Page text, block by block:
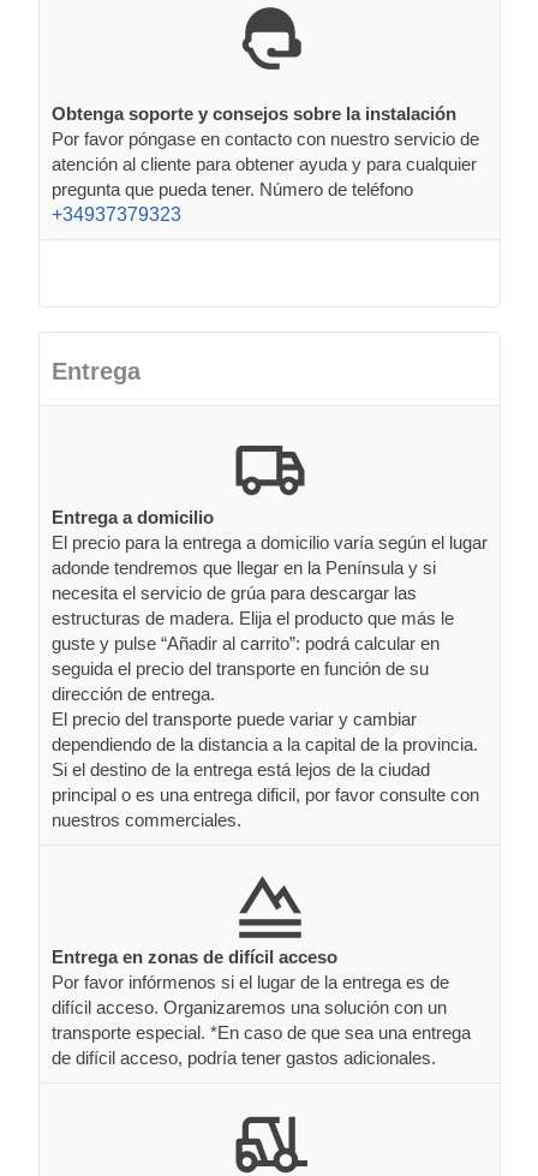
Obtenga soporte y consejos sobre la instalación
Por favor póngase en contacto con nuestro servicio de
atención al cliente para obtener ayuda y para cualquier
pregunta que pueda tener. Número de teléfono
+34937379323
Entrega
Entrega a domicilio
El precio para la entrega a domicilio varía según el lugar
adonde tendremos que llegar en la Península y si
necesita el servicio de grúa para descargar las
estructuras de madera. Elija el producto que más le
guste y pulse “Añadir al carrito”: podrá calcular en
seguida el precio del transporte en función de su
dirección de entrega.
El precio del transporte puede variar y cambiar
dependiendo de la distancia a la capital de la provincia.
Si el destino de la entrega está lejos de la ciudad
principal o es una entrega dificil, por favor consulte con
nuestros commerciales.
Entrega en zonas de difícil acceso
Por favor infórmenos si el lugar de la entrega es de
difícil acceso. Organizaremos una solución con un
transporte especial. *En caso de que sea una entrega
de difícil acceso, podría tener gastos adicionales.